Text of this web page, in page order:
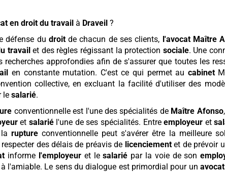
en droit du travailà Draveil ?
défense du droitde chacun de ses clients, l'avocat Maître
travailet des règles régissant la protection sociale. Une
recherches approfondies afin de s'assurer que toutes les
en constante mutation. C'est ce qui permet au cabinet
collective, en excluant la facilité d'utiliser des
lesalarié.
conventionnelle est l'une des spécialités de Maître Afonso
et salariél'une de ses spécialités. Entreemployeur et
larupture conventionnelle peut s'avérer être la meilleure
des délais de préavis de licenciement et de prévoir
informe l'employeuret lesalarié par la voie de son
à l'amiable. Le sens du dialogue est primordial pour unavocat